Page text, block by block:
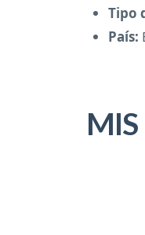
Tipo
País:
MIS